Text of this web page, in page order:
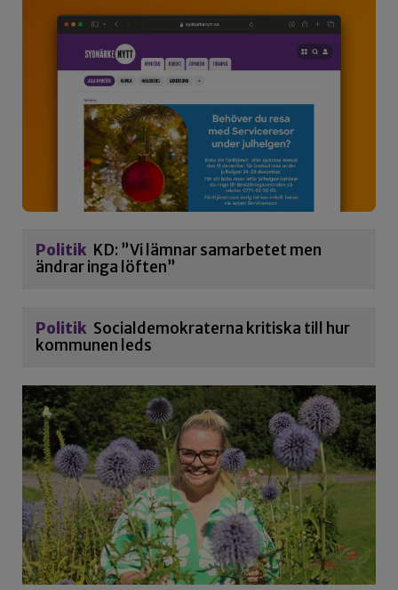
Politik KD: ”Vi lämnar samarbetet men
ändrar inga löften”
Politik Socialdemokraterna kritiska till hur
kommunen leds